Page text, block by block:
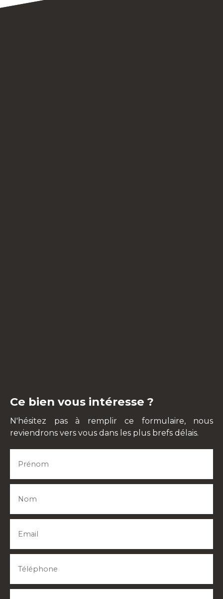
Ce bien vous intéresse ?
N'hésitez pas à remplir ce formulaire, nous
reviendrons vers vous dans les plus brefs délais.
Prénom
Nom
Email
Téléphone